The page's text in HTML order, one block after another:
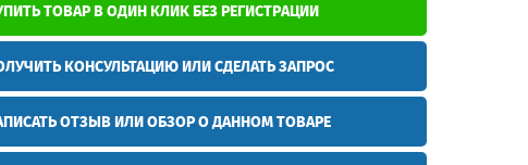
ТОВАР В ОДИН КЛИК БЕЗ РЕГИСТРАЦИИ
КОНСУЛЬТАЦИЮ ИЛИ СДЕЛАТЬ ЗАПРОС
ОТЗЫВ ИЛИ ОБЗОР О ДАННОМ ТОВАРЕ